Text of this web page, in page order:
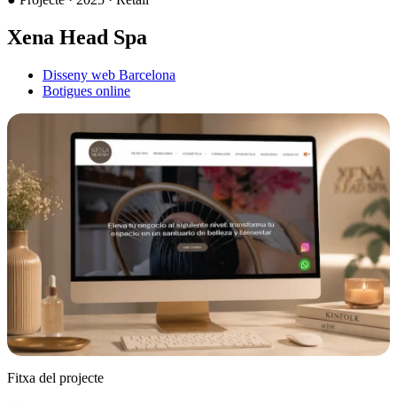
Xena Head Spa
Disseny web Barcelona
Botigues online
Fitxa del projecte